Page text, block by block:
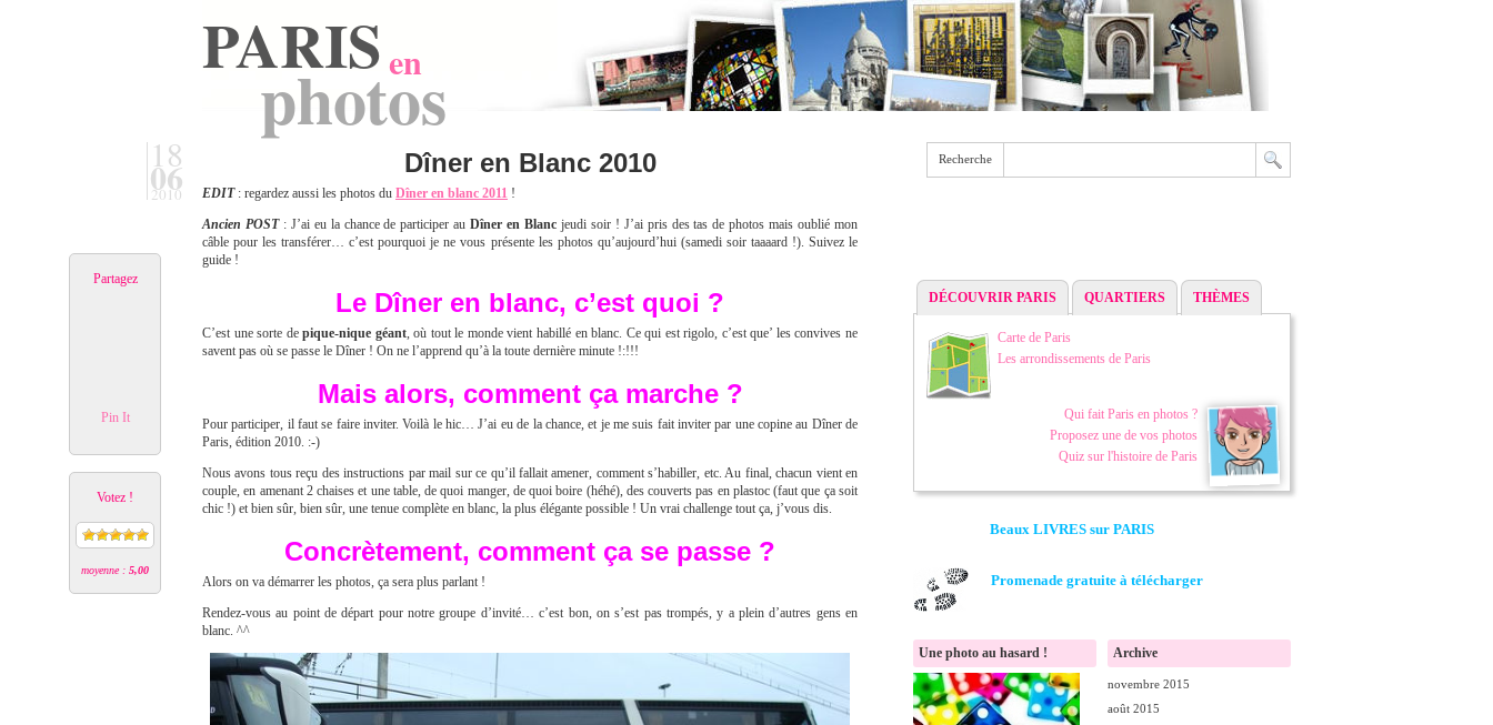
PARISen
photos
Recherche
18
06
2010
Dîner en Blanc 2010
EDIT : regardez aussi les photos du Dîner en blanc 2011 !
Ancien POST: J’ai eu la chance de participer auDîner en Blanc jeudi soir ! J’ai pris des tas de photos mais oublié mon
câble pour les transférer… c’est pourquoi je ne vous présente les photos qu’aujourd’hui (samedi soir taaaard !). Suivez le
guide !
Le Dîner en blanc, c’est quoi ?
C’est une sorte depique-nique géant, où tout le monde vient habillé en blanc. Ce qui est rigolo, c’est que’ les convives ne
savent pas où se passe le Dîner ! On ne l’apprend qu’à la toute dernière minute !:!!!
Mais alors, comment ça marche ?
Pour participer, il faut se faire inviter. Voilà le hic… J’ai eu de la chance, et je me suis fait inviter par une copine au Dîner de
Paris, édition 2010. :-)
Nous avons tous reçu des instructions par mail sur ce qu’il fallait amener, comment s’habiller, etc. Au final, chacun vient en
couple, en amenant 2 chaises et une table, de quoi manger, de quoi boire (héhé), des couverts pas en plastoc (faut que ça soit
chic !) et bien sûr, bien sûr, une tenue complète en blanc, la plus élégante possible ! Un vrai challenge tout ça, j’vous dis.
Concrètement, comment ça se passe ?
Alors on va démarrer les photos, ça sera plus parlant !
Rendez-vous au point de départ pour notre groupe d’invité… c’est bon, on s’est pas trompés, y a plein d’autres gens en
blanc. ^^
Partagez
Pin It
Votez !
moyenne : 5,00
DÉCOUVRIR PARIS QUARTIERS THÈMES
Carte de Paris
Les arrondissements de Paris
Qui fait Paris en photos ?
Proposez une de vos photos
Quiz sur l'histoire de Paris
Beaux LIVRES sur PARIS
Promenade gratuite à télécharger
Une photo au hasard ! Archive
novembre 2015
août 2015